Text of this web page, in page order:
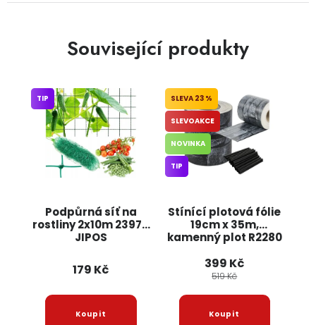
Související produkty
Podpůrná síť na
rostliny 2x10m 23978
JIPOS
TIP
179 Kč
Stínící plotová fólie
19cm x 35m,
kamenný plot R2280
23 %
SLEVOAKCE
NOVINKA
TIP
399 Kč
519 Kč